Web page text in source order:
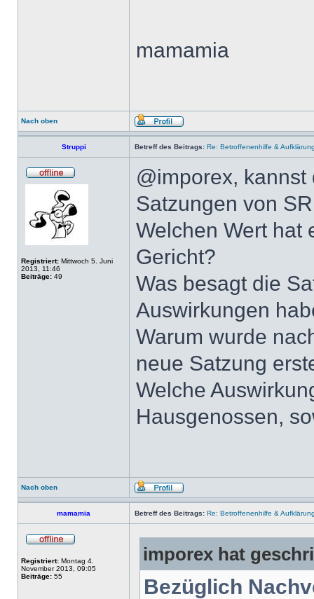
mamamia
Nach oben
Struppi Betreff des Beitrags: Re: Betroffenenhilfe &
Registriert: Mittwoch 5. Juni
2013, 11:46
Beiträge: 49
@imporex,
Satzungen von
Welchen Wert hat
Gericht?
Was besagt die
Auswirkungen
Warum wurde
neue Satzung
Welche
Hausgenossen,
Nach oben
mamamia Betreff des Beitrags: Re: Betroffenenhilfe &
Registriert: Montag 4.
November 2013, 09:05
Beiträge: 55
imporex hat
Bezüglich